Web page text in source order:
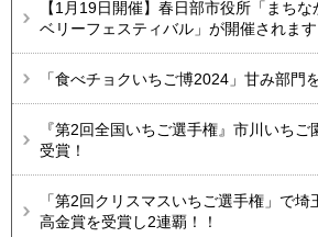
【1月19日開催】春日部市役所「まち
ベリーフェスティバル」が開催されます
「食べチョクいちご博2024」甘み部門
『第2回全国いちご選手権』市川いち
受賞！
「第2回クリスマスいちご選手権」で
高金賞を受賞し2連覇！！